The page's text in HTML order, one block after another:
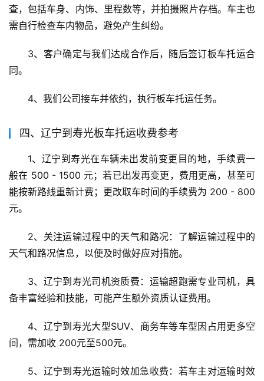
查，包括车身、内饰、里程数等，并拍摄照片存档。车主也
需自行检查车内物品，避免产生纠纷。
3、客户确定与我们达成合作后，随后签订板车托运合
同。
4、我们公司接车并依约，执行板车托运任务。
四、辽宁到寿光板车托运收费参考
1、辽宁到寿光在车辆未出发前变更目的地，手续费一
般在 500 - 1500 元；若已出发再变更，费用更高，甚至可
能按新路线重新计费；更改取车时间的手续费为 200 - 800
元。
2、关注运输过程中的天气和路况：了解运输过程中的
天气和路况信息，以便及时做好应对措施。
3、辽宁到寿光司机资质费：运输超跑需专业司机，具
备丰富经验和技能，可能产生额外资质认证费用。
4、辽宁到寿光大型SUV、商务车等车型因占用更多空
间，需加收 200元至500元。
5、辽宁到寿光运输时效加急收费：若车主对运输时效